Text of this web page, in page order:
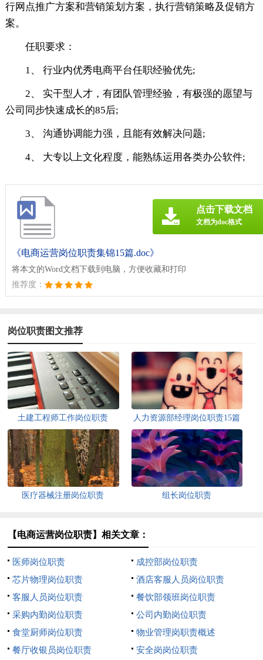
行网点推广方案和营销策划方案，执行营销策略及促销方
案。
任职要求：
1、 行业内优秀电商平台任职经验优先;
2、 实干型人才，有团队管理经验，有极强的愿望与
公司同步快速成长的85后;
3、 沟通协调能力强，且能有效解决问题;
4、 大专以上文化程度，能熟练运用各类办公软件;
《电商运营岗位职责集锦15篇.doc》
将本文的Word文档下载到电脑，方便收藏和打印
推荐度：
点击下载文档
文档为doc格式
岗位职责图文推荐
土建工程师工作岗位职责 人力资源部经理岗位职责15篇
医疗器械注册岗位职责 组长岗位职责
【电商运营岗位职责】相关文章：
医师岗位职责
成控部岗位职责
芯片物理岗位职责
酒店客服人员岗位职责
客服人员岗位职责
餐饮部领班岗位职责
采购内勤岗位职责
公司内勤岗位职责
食堂厨师岗位职责
物业管理岗职责概述
餐厅收银员岗位职责
安全岗岗位职责